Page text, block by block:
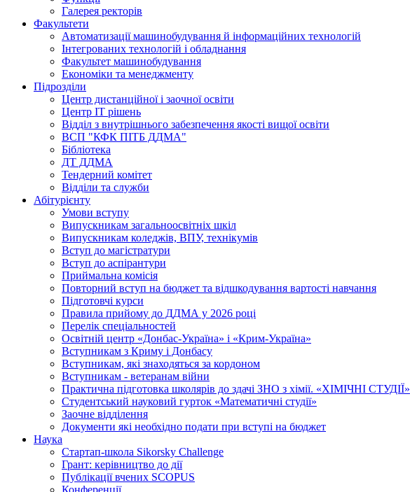
Галерея ректорів
Факультети
Автоматизації машинобудування й інформаційних технологій
Інтегрованих технологій і обладнання
Факультет машинобудування
Економіки та менеджменту
Підрозділи
Центр дистанційної і заочної освіти
Центр ІТ рішень
Відділ з внутрішнього забезпечення якості вищої освіти
ВСП "КФК ПІТБ ДДМА"
Бібліотека
ДТ ДДМА
Тендерний комітет
Відділи та служби
Абітурієнту
Умови вступу
Випускникам загальноосвітніх шкіл
Випускникам коледжів, ВПУ, технікумів
Вступ до магістратури
Вступ до аспірантури
Приймальна комісія
Повторний вступ на бюджет та відшкодування вартості навчання
Підготовчі курси
Правила прийому до ДДМА у 2026 році
Перелік спеціальностей
Освітній центр «Донбас-Україна» і «Крим-Україна»
Вступникам з Криму і Донбасу
Вступникам, які знаходяться за кордоном
Вступникам - ветеранам війни
Практична підготовка школярів до здачі ЗНО з хімії. «ХІМІЧНІ СТУДІЇ»
Студентський науковий гурток «Математичні студії»
Заочне відділення
Документи які необхідно подати при вступі на бюджет
Наука
Стартап-школа Sikorsky Challenge
Грант: керівництво до дії
Публікації вчених SCOPUS
Конференції